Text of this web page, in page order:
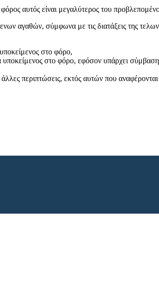
αυτός είναι μεγαλύτερος του
αγαθών, σύμφωνα με τις διατάξεις της
στο φόρο,
υποκείμενος στο φόρο, εφόσον υπάρχει
περιπτώσεις, εκτός αυτών που